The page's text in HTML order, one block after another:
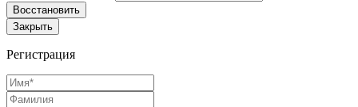
Восстановить
Закрыть
Регистрация